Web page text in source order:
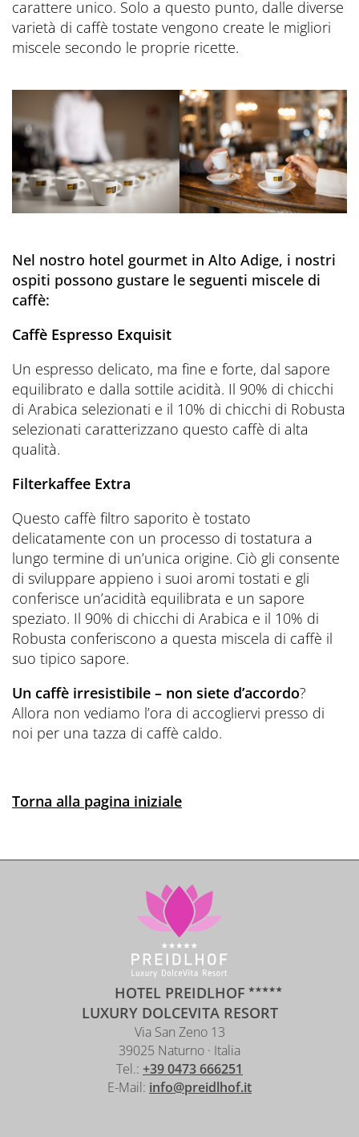
carattere unico. Solo a questo punto, dalle diverse
varietà di caffè tostate vengono create le migliori
miscele secondo le proprie ricette.
Nel nostro hotel gourmet in Alto Adige, i nostri
ospiti possono gustare le seguenti miscele di
caffè:
Caffè Espresso Exquisit
Un espresso delicato, ma fine e forte, dal sapore
equilibrato e dalla sottile acidità. Il 90% di chicchi
di Arabica selezionati e il 10% di chicchi di Robusta
selezionati caratterizzano questo caffè di alta
qualità.
Filterkaffee Extra
Questo caffè filtro saporito è tostato
delicatamente con un processo di tostatura a
lungo termine di un’unica origine. Ciò gli consente
di sviluppare appieno i suoi aromi tostati e gli
conferisce un’acidità equilibrata e un sapore
speziato. Il 90% di chicchi di Arabica e il 10% di
Robusta conferiscono a questa miscela di caffè il
suo tipico sapore.
Un caffè irresistibile – non siete d’accordo?
Allora non vediamo l’ora di accogliervi presso di
noi per una tazza di caffè caldo.
Torna alla pagina iniziale
HOTEL PREIDLHOF
LUXURY DOLCEVITA RESORT
Via San Zeno 13
39025 Naturno · Italia
Tel.: +39 0473 666251
E-Mail: info@preidlhof.it